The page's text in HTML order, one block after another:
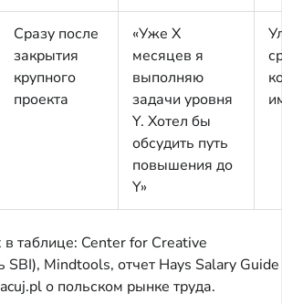
Сразу после
закрытия
крупного
проекта
«Уже X
месяцев я
выполняю
задачи уровня
Y. Хотел бы
обсудить путь
повышения до
Y»
таблице: Center for Creative
SBI), Mindtools, отчет Hays Salary Guide
о польском рынке труда.